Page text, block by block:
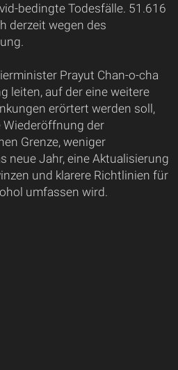
bedingte Todesfälle. 51.616
derzeit wegen des
Prayut Chan-o-cha
leiten, auf der eine weitere
erörtert werden soll,
Wiederöffnung der
Grenze, weniger
neue Jahr, eine Aktualisierung
und klarere Richtlinien für
umfassen wird.